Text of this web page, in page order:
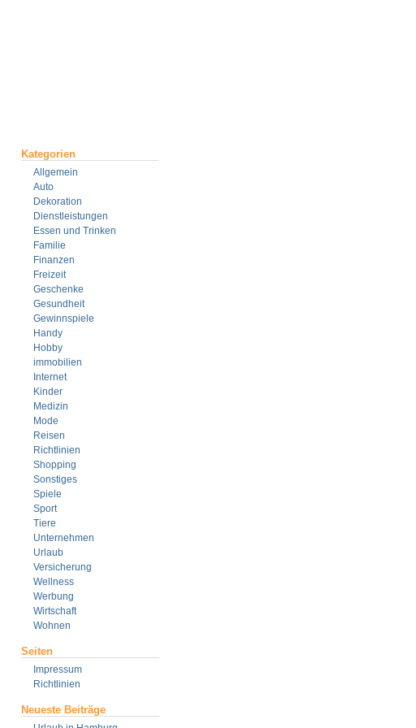
Kategorien
Allgemein
Auto
Dekoration
Dienstleistungen
Essen und Trinken
Familie
Finanzen
Freizeit
Geschenke
Gesundheit
Gewinnspiele
Handy
Hobby
immobilien
Internet
Kinder
Medizin
Mode
Reisen
Richtlinien
Shopping
Sonstiges
Spiele
Sport
Tiere
Unternehmen
Urlaub
Versicherung
Wellness
Werbung
Wirtschaft
Wohnen
Seiten
Impressum
Richtlinien
Neueste Beiträge